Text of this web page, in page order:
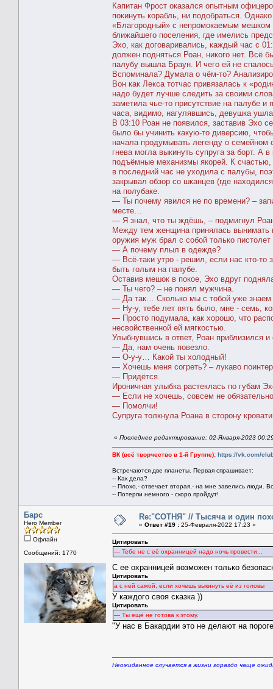
Капитан Фрост оказался опытным
покинуть корабль, ни подобраться.
«Благородный» с непромокаемым
ближайшего поселения, где имелись
Эхо, как договаривались, каждый час с
должен подняться Роан, никого нет. Всё
палубу вышла Браун. И чего ей не
Вспоминала? Думала о чём-то?
Вон как Лекса тотчас привязалась к
надо будет лучше следить за своими
заметила чье-то присутствие на палубе
часа, видимо, нагулявшись, девушка
В 03:10 Роан не появился, заставив Эхо
было бы учинить какую-то диверсию,
начала продумывать легенду о семейном
гнева могла выкинуть супруга за борт. А
подъёмные механизмы якорей. К
в последний час не уходила с палубы,
закрывал обзор со шканцев (где
на полубаке.
— Ты почему явился не по времени? –
месте…
— Я знал, что ты ждёшь, – подмигнул
Между тем женщина принялась вынимать
оружия муж брал с собой только
— А почему плыл в одежде?
— Всё-таки утро - решил, если нас кто-то
быть голым на палубе.
Оставив мешок в покое, Эхо вдруг
— Ты чего? – не понял мужчина.
— Да так… Сколько мы с тобой уже знаем
— Ну-у, тебе лет пять было, мне - семь,
— Просто подумала, как хорошо, что
несвойственной ей мягкостью.
Улыбнувшись в ответ, Роан приблизился и
— Да, нам очень повезло.
— О-у-у… Какой ты холодный!
— Хочешь меня согреть? – лукаво
— Придётся.
Ироничная улыбка растеклась по губам
— Если не хочешь, совсем не
— Помолчи!
Супруга толкнула Роана в сторону
« Последнее редактирование: 02-Января-2023
ВК (всё творчество в 1-й Группе): https://vk.com/
Встречаются две планеты. Первая спрашивает:
-- Как дела?
-- Плохо,- отвечает вторая,- на мне завелись люди.
-- Потерпи немного - скоро пройдут!
Барс
Hero Member
Офлайн
Сообщений: 1770
Re:"СОТНЯ" // Тысяча и один
« Ответ #19 : 25-Февраля-2022 17:23 »
Цитировать
— Тебе не с её охранницей надо ночь провести...
С ее охранницей возможен только
Цитировать
а с ней самой, если хочешь выкинуть её из головы
У каждого своя сказка ))
Цитировать
― Ты ещё не готова к этому.
"У нас в Бакардии это не делают на
Неожиданное случается в жизни гораздо чаще